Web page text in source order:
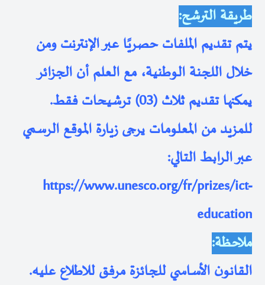
طريقة الترشح:
يتم تقديم الملفات حصريًا عبر الإنترنت ومن
خلال اللجنة الوطنية، مع العلم أن الجزائر
يمكنها تقديم ثلاث (03) ترشيحات فقط.
للمزيد من المعلومات يرجى زيارة الموقع الرسمي
عبر الرابط التالي:
https://www.unesco.org/fr/prizes/ict-
education
ملاحظة:
القانون الأساسي للجائزة مرفق للاطلاع عليه.